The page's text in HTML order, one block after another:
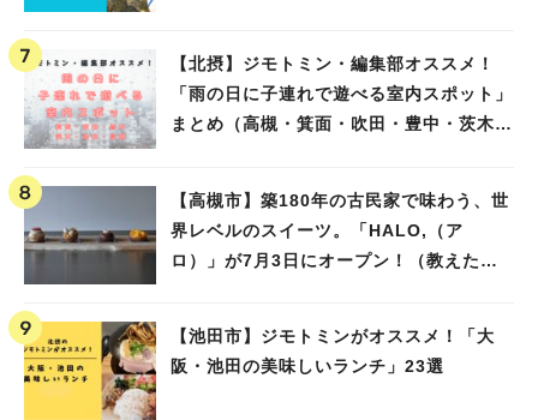
【北摂】ジモトミン・編集部オススメ！
「雨の日に子連れで遊べる室内スポット」
まとめ（高槻・箕面・吹田・豊中・茨木・
【高槻市】築180年の古民家で味わう、世
界レベルのスイーツ。「HALO,（ア
ロ）」が7月3日にオープン！（教えたい/
【池田市】ジモトミンがオススメ！「大
阪・池田の美味しいランチ」23選